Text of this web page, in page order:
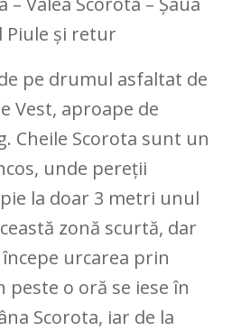
Piule și retur
pe drumul asfaltat de
Vest, aproape de
Cheile Scorota sunt un
unde pereții
la doar 3 metri unul
zonă scurtă, dar
urcarea prin
o oră se iese în
Scorota, iar de la